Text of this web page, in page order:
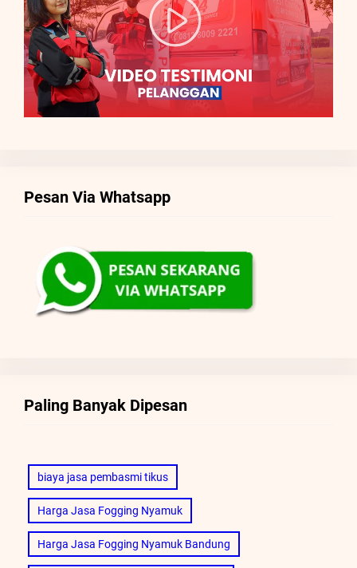
Pesan Via Whatsapp
Paling Banyak Dipesan
biaya jasa pembasmi tikus
Harga Jasa Fogging Nyamuk
Harga Jasa Fogging Nyamuk Bandung